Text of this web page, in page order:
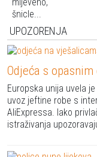
UPOZORENJA
Odjeća s
Europska unija uvela
uvoz jeftine robe s
AliExpressa. Iako
istraživanja